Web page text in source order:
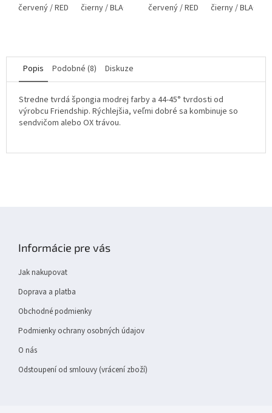
kombinovať...
červený / RED čierny / BLACK červený / RED čierny / BLACK
Popis Podobné (8) Diskuze
Stredne tvrdá špongia modrej farby a 44-45° tvrdosti od
výrobcu Friendship. Rýchlejšia, veľmi dobré sa kombinuje so
sendvičom alebo OX trávou.
Informácie pre vás
Jak nakupovat
Doprava a platba
Obchodné podmienky
Podmienky ochrany osobných údajov
O nás
Odstoupení od smlouvy (vrácení zboží)